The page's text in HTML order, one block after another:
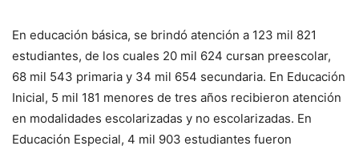
En educación básica, se brindó atención a 123 mil 821
estudiantes, de los cuales 20 mil 624 cursan preescolar,
68 mil 543 primaria y 34 mil 654 secundaria. En Educación
Inicial, 5 mil 181 menores de tres años recibieron atención
en modalidades escolarizadas y no escolarizadas. En
Educación Especial, 4 mil 903 estudiantes fueron